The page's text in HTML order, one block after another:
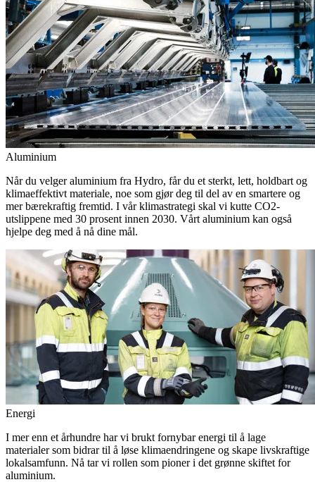
Aluminium
Når du velger aluminium fra Hydro, får du et sterkt, lett, holdbart og
klimaeffektivt materiale, noe som gjør deg til del av en smartere og
mer bærekraftig fremtid. I vår klimastrategi skal vi kutte CO2-
utslippene med 30 prosent innen 2030. Vårt aluminium kan også
hjelpe deg med å nå dine mål.
Energi
I mer enn et århundre har vi brukt fornybar energi til å lage
materialer som bidrar til å løse klimaendringene og skape livskraftige
lokalsamfunn. Nå tar vi rollen som pioner i det grønne skiftet for
aluminium.